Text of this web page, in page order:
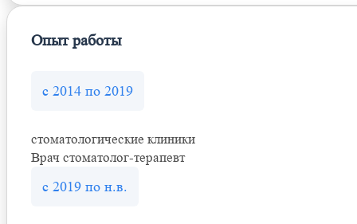
Опыт работы
с 2014 по 2019
стоматологические клиники
Врач стоматолог-терапевт
с 2019 по н.в.